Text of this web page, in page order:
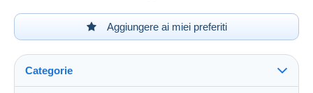
Aggiungere ai miei preferiti
Categorie